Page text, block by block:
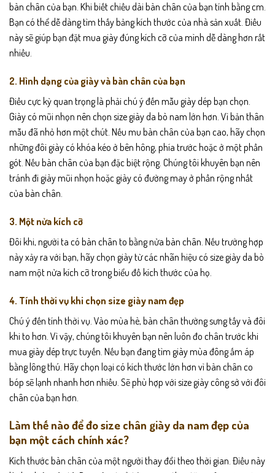
bàn chân của bạn. Khi biết chiều dài bàn chân của bạn tính bằng cm.
Bạn có thể dễ dàng tìm thấy bảng kích thước của nhà sản xuất. Điều
này sẽ giúp bạn đặt mua giày đúng kích cỡ của mình dễ dàng hơn rất
nhiều.
2. Hình dạng của giày và bàn chân của bạn
Điều cực kỳ quan trọng là phải chú ý đến mẫu giày dép bạn chọn.
Giày có mũi nhọn nên chọn size giày da bò nam lớn hơn. Vì bản thân
mẫu đã nhỏ hơn một chút. Nếu mu bàn chân của bạn cao, hãy chọn
những đôi giày có khóa kéo ở bên hông, phía trước hoặc ở một phần
gót. Nếu bàn chân của bạn đặc biệt rộng. Chúng tôi khuyên bạn nên
tránh đi giày mũi nhọn hoặc giày có đường may ở phần rộng nhất
của bàn chân.
3. Một nửa kích cỡ
Đôi khi, người ta có bàn chân to bằng nửa bàn chân. Nếu trường hợp
này xảy ra với bạn, hãy chọn giày từ các nhãn hiệu có size giày da bò
nam một nửa kích cỡ trong biểu đồ kích thước của họ.
4. Tính thời vụ khi chọn size giày nam đẹp
Chú ý đến tính thời vụ. Vào mùa hè, bàn chân thường sưng tấy và đôi
khi to hơn. Vì vậy, chúng tôi khuyên bạn nên luôn đo chân trước khi
mua giày dép trực tuyến. Nếu bạn đang tìm giày mùa đông ấm áp
bằng lông thú. Hãy chọn loại có kích thước lớn hơn vì bàn chân co
bóp sẽ lạnh nhanh hơn nhiều. Sẽ phù hợp với size giày công sở với đôi
chân của bạn hơn.
Làm thế nào để đo size chân giày da nam đẹp của
bạn một cách chính xác?
Kích thước bàn chân của một người thay đổi theo thời gian. Điều này